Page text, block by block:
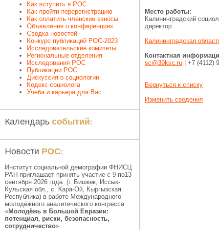
Как вступить в РОС
Как пройти перерегистрацию
Как оплатить членские взносы
Объявления о конференциях
Сводка новостей
Конкурс публикаций РОС-2023
Исследовательские комитеты
Региональные отделения
Исследования РОС
Публикации РОС
Дискуссия о социологии
Кодекс социолога
Учеба и карьера для Вас
Календарь событий:
Новости РОС:
Институт социальной демографии ФНИСЦ
РАН приглашает принять участие с 9 по13
сентября 2026 года (г. Бишкек, Иссык-
Кульская обл., c. Кара-Ой, Кыргызская
Республика) в работе Международного
молодёжного аналитического конгресса
«Молодёжь в Большой Евразии:
потенциал, риски, безопасность,
сотрудничество».
Место работы:
Калининградский
директор
Калининградская
Контактная
sc@39ksc.ru | +7 (4112)
Вернуться к списку
Изменить сведения